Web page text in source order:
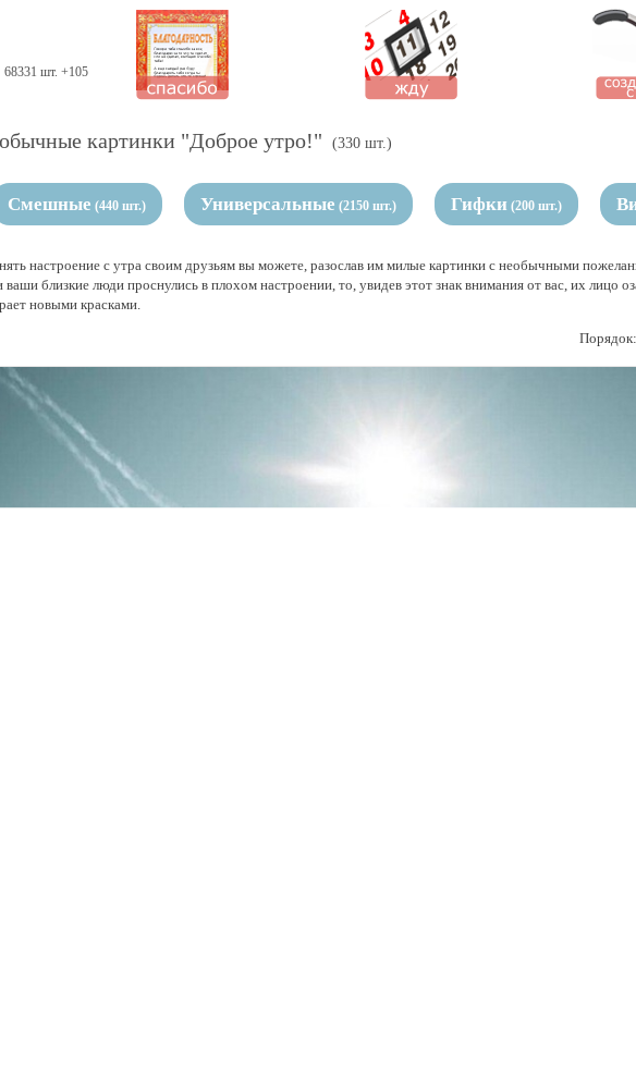
68331 шт. +105
картинки "Доброе утро!" (330 шт.)
Смешные (440 шт.) Универсальные (2150 шт.) Гифки (200 шт.)
настроение с утра своим друзьям вы можете, разослав им милые картинки с необычными
ваши близкие люди проснулись в плохом настроении, то, увидев этот знак внимания от вас, их лицо
новыми красками.
Порядок: